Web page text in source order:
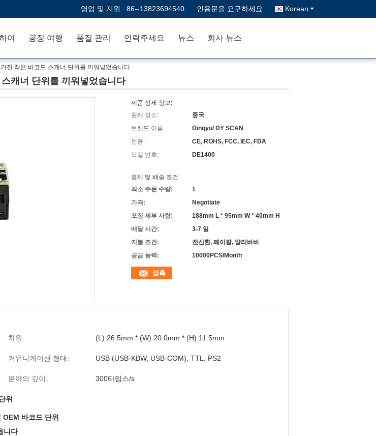
영업 및 지원 : 86--13823694540 인용문을 요구하세요 Korean
여 공장 여행 품질 관리 연락주세요 뉴스 회사 뉴스
진 작은 바코드 스캐너 단위를 끼워넣었습니다
캐너 단위를 끼워넣었습니다
제품 상세 정보:
원래 장소:
중국
브랜드 이름:
Dingyu/ DY SCAN
인증:
CE, ROHS, FCC, IEC, FDA
모델 번호:
DE1400
결제 및 배송 조건:
최소 주문 수량:
1
가격:
Negotiate
포장 세부 사항:
188mm L * 95mm W * 40mm H
배달 시간:
3-7 일
지불 조건:
전신환, 페이팔, 알리바바
공급 능력:
10000PCS/Month
접촉
차원: (L) 26.5mm * (W) 20.0mm * (H) 11.5mm
커뮤니케이션 형태: USB (USB-KBW, USB-COM), TTL, PS2
분야의 깊이: 300타임스/s
위
바코드 단위
니다